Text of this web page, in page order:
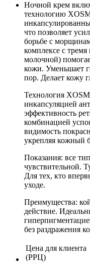
Ночной крем
технологию
что позволяет
борьбе с
комплексе с
молочной)
кожи. Уменьшает
пор. Делает кожу
Технология
инкапсуляцией
эффективность
комбинацией
видимость
укрепляя кожный
Показания: все
чувствительной.
Для тех, кто
уходе.
Преимущества:
действие.
без раздражения
Цена для клиента
(РРЦ)